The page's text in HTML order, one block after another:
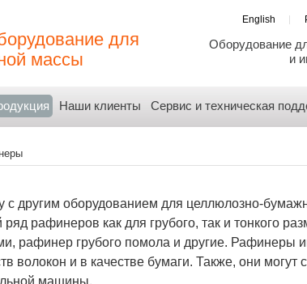
English
для
массы
Оборудование
и
Наши клиенты Сервис и техническая
с другим оборудованием для целлюлозно-
рафинеров как для грубого, так и тонкого
рафинер грубого помола и другие. Рафинеры
волокон и в качестве бумаги. Также, они могут
машины.